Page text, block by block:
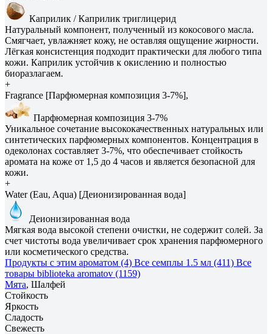
Каприлик / Каприлик триглицерид
Натуральный компонент, полученный из кокосового масла.
Смягчает, увлажняет кожу, не оставляя ощущение жирности.
Лёгкая консистенция подходит практически для любого типа
кожи. Каприлик устойчив к окислению и полностью
биоразлагаем.
+
Fragrance [Парфюмерная композиция 3-7%],
Парфюмерная композиция 3-7%
Уникальное сочетание высококачественных натуральных или
синтетических парфюмерных компонентов. Концентрация в
одеколонах составляет 3-7%, что обеспечивает стойкость
аромата на коже от 1,5 до 4 часов и является безопасной для
кожи.
+
Water (Eau, Aqua) [Деионизированная вода]
Деионизированная вода
Мягкая вода высокой степени очистки, не содержит солей. За
счет чистоты вода увеличивает срок хранения парфюмерного
или косметического средства.
Продукты с этим ароматом (4) Все семплы 1.5 мл (411) Все
товары biblioteka aromatov (1159)
Мята, Шалфей
Стойкость
Яркость
Сладость
Свежесть